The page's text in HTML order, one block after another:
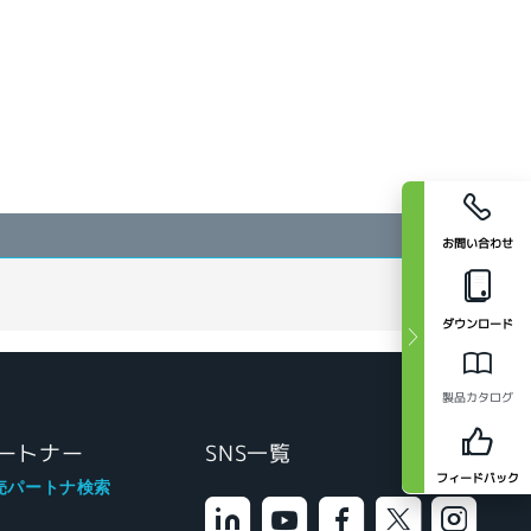
お問い合わせ
ダウンロード
製品カタログ
フィードバック
トナー
パートナ検索
SNS一覧